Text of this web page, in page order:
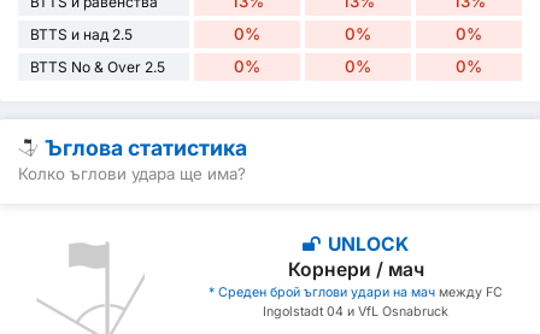
BTTS и над 2.5 0% 0% 0%
BTTS No & Over 2.5 0% 0% 0%
Ъглова статистика
Колко ъглови удара ще има?
UNLOCK
Корнери / мач
* Среден брой ъглови удари на мач между FC
Ingolstadt 04 и VfL Osnabruck